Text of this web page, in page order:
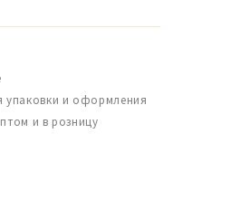
упаковки и оформления
и в розницу